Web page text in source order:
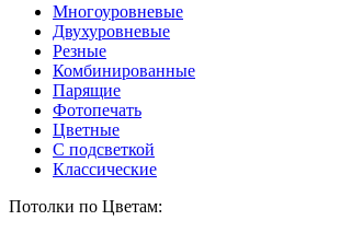
Многоуровневые
Двухуровневые
Резные
Комбинированные
Парящие
Фотопечать
Цветные
С подсветкой
Классические
Потолки по Цветам: